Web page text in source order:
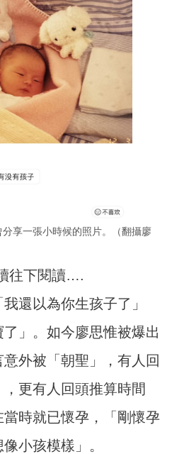
享一張小時候的照片。（翻攝廖
往下閱讀….
還以為你生孩子了」
了」。如今廖思惟被爆出
外被「朝聖」，有人回
更有人回頭推算時間
時就已懷孕，「剛懷孕
小孩模樣」。